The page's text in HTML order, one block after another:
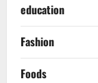
education
Fashion
Foods